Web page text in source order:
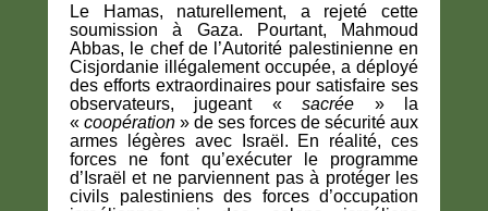
Le Hamas, naturellement, a rejeté cette
soumission à Gaza. Pourtant, Mahmoud
Abbas, le chef de l’Autorité palestinienne en
Cisjordanie illégalement occupée, a déployé
des efforts extraordinaires pour satisfaire ses
observateurs, jugeant «sacrée » la
« coopération » de ses forces de sécurité aux
armes légères avec Israël. En réalité, ces
forces ne font qu’exécuter le programme
d’Israël et ne parviennent pas à protéger les
civils palestiniens des forces d’occupation